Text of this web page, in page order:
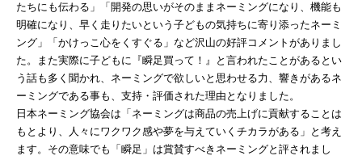
たちにも伝わる」「開発の思いがそのままネーミングになり、機能も
明確になり、早く走りたいという子どもの気持ちに寄り添ったネーミ
ング」「かけっこ心をくすぐる」など沢山の好評コメントがありまし
た。また実際に子どもに『瞬足買って！』と言われたことがあるとい
う話も多く聞かれ、ネーミングで欲しいと思わせる力、響きがあるネ
ーミングである事も、支持・評価された理由となりました。
日本ネーミング協会は「ネーミングは商品の売上げに貢献することは
もとより、人々にワクワク感や夢を与えていくチカラがある」と考え
ます。その意味でも「瞬足」は賞賛すべきネーミングと評されまし